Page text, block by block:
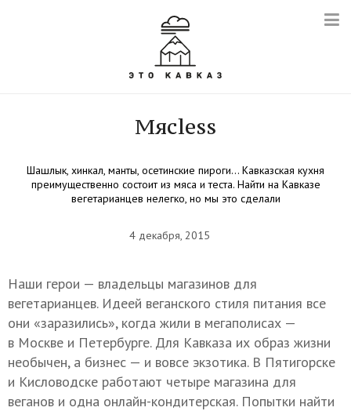
Мясless
Шашлык, хинкал, манты, осетинские пироги… Кавказская кухня
преимущественно состоит из мяса и теста. Найти на Кавказе
вегетарианцев нелегко, но мы это сделали
4 декабря, 2015
Наши герои — владельцы магазинов для
вегетарианцев. Идеей веганского стиля питания все
они «заразились», когда жили в мегаполисах —
в Москве и Петербурге. Для Кавказа их образ жизни
необычен, а бизнес — и вовсе экзотика. В Пятигорске
и Кисловодске работают четыре магазина для
веганов и одна онлайн-кондитерская. Попытки найти